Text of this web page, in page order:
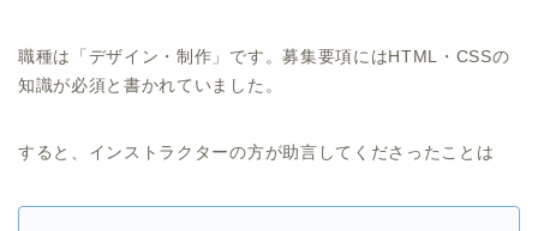
職種は「デザイン・制作」です。募集要項にはHTML・CSSの
知識が必須と書かれていました。
すると、インストラクターの方が助言してくださったことは